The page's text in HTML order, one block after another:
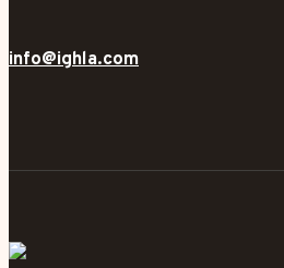
info@ighla.com